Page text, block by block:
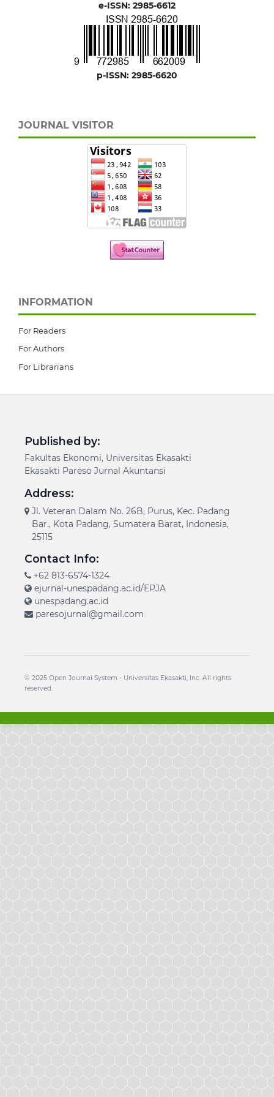
e-ISSN: 2985-6612
p-ISSN: 2985-6620
JOURNAL VISITOR
INFORMATION
For Readers
For Authors
For Librarians
Published by:
Fakultas Ekonomi, Universitas Ekasakti
Ekasakti Pareso Jurnal Akuntansi
Address:
Jl. Veteran Dalam No. 26B, Purus, Kec. Padang
Bar., Kota Padang, Sumatera Barat, Indonesia,
25115
Contact Info:
+62 813-6574-1324
ejurnal-unespadang.ac.id/EPJA
unespadang.ac.id
paresojurnal@gmail.com
© 2025 Open Journal System - Universitas Ekasakti, Inc. All rights
reserved.